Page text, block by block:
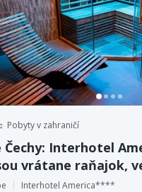
Pobyty v zahraničí
Čechy: Interhotel
vrátane raňajok,
dieťa zadarmo.
Interhotel America****